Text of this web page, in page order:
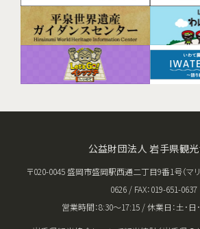
公益財団法人 岩手県観
〒020-0045 盛岡市盛岡駅西通二丁目9番1号（マリ
0626 / FAX：019-651-0637
営業時間：8:30〜17:15 / 休業日：土･日